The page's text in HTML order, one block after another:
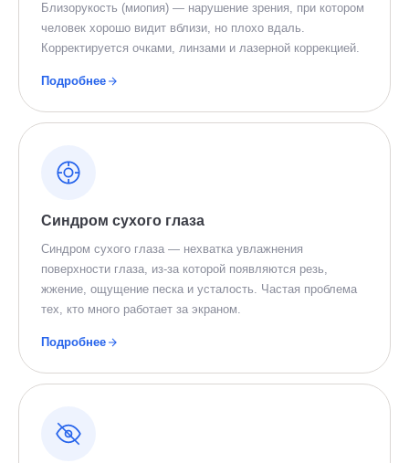
Близорукость (миопия) — нарушение зрения, при котором
человек хорошо видит вблизи, но плохо вдаль.
Корректируется очками, линзами и лазерной коррекцией.
Подробнее
Синдром сухого глаза
Синдром сухого глаза — нехватка увлажнения
поверхности глаза, из-за которой появляются резь,
жжение, ощущение песка и усталость. Частая проблема
тех, кто много работает за экраном.
Подробнее